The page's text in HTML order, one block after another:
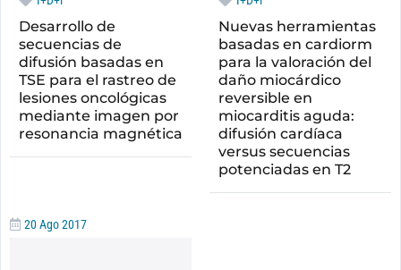
Desarrollo de
secuencias de
difusión basadas en
TSE para el rastreo de
lesiones oncológicas
mediante imagen por
resonancia magnética
Nuevas herramientas
basadas en cardiorm
para la valoración del
daño miocárdico
reversible en
miocarditis aguda:
difusión cardíaca
versus secuencias
potenciadas en T2
20 Ago 2017